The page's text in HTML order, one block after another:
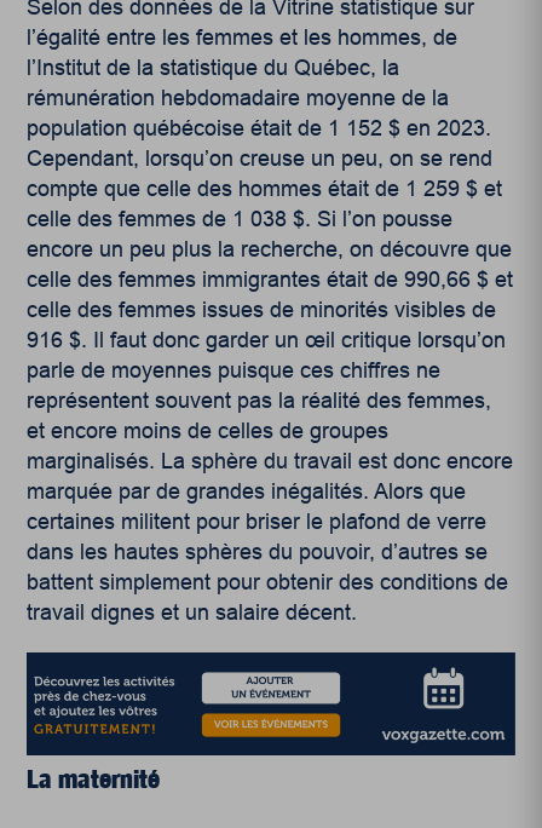
Selon des données de la Vitrine statistique sur
l’égalité entre les femmes et les hommes, de
l’Institut de la statistique du Québec, la
rémunération hebdomadaire moyenne de la
population québécoise était de 1 152 $ en 2023.
Cependant, lorsqu’on creuse un peu, on se rend
compte que celle des hommes était de 1 259 $ et
celle des femmes de 1 038 $. Si l’on pousse
encore un peu plus la recherche, on découvre que
celle des femmes immigrantes était de 990,66 $ et
celle des femmes issues de minorités visibles de
916 $. Il faut donc garder un œil critique lorsqu’on
parle de moyennes puisque ces chiffres ne
représentent souvent pas la réalité des femmes,
et encore moins de celles de groupes
marginalisés. La sphère du travail est donc encore
marquée par de grandes inégalités. Alors que
certaines militent pour briser le plafond de verre
dans les hautes sphères du pouvoir, d’autres se
battent simplement pour obtenir des conditions de
travail dignes et un salaire décent.
La maternité